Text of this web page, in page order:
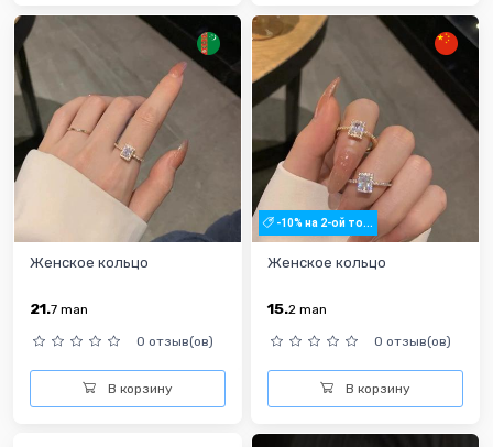
Женское кольцо
21.7 man
0 отзыв(ов)
В корзину
-10% на 2-ой то...
Женское кольцо
15.2 man
0 отзыв(ов)
В корзину